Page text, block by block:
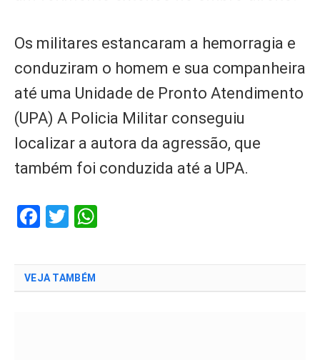
Os militares estancaram a hemorragia e
conduziram o homem e sua companheira
até uma Unidade de Pronto Atendimento
(UPA) A Policia Militar conseguiu
localizar a autora da agressão, que
também foi conduzida até a UPA.
Facebook
Twitter
VEJA TAMBÉM